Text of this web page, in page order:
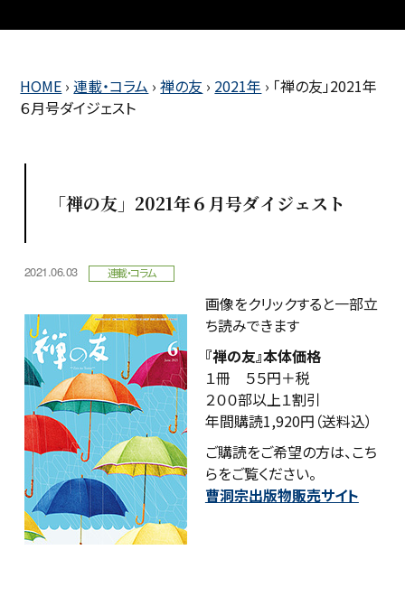
HOME › 連載・コラム › 禅の友 › 2021年 › 「禅の友」2021年
６月号ダイジェスト
「禅の友」2021年６月号ダイジェスト
2021.06.03 連載・コラム
画像をクリックすると一部立
ち読みできます
『禅の友』本体価格
１冊 ５５円＋税
２００部以上１割引
年間購読1,920円（送料込）
ご購読をご希望の方は、こち
らをご覧ください。
曹洞宗出版物販売サイト